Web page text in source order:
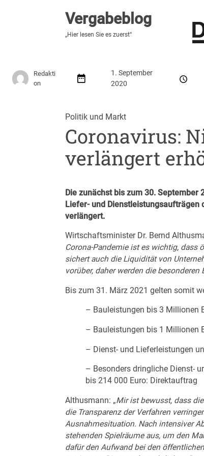
Vergabeblog
„Hier lesen Sie es zuerst“
Vergabeblog
„Fundiert, praxisnah, kontrovers“
Redakti
on
1. September
2020
Politik und Markt
Coronavirus:
verlängert
Die zunächst bis zum 30.
Liefer- und Dienstleistungsaufträgen
verlängert.
Wirtschaftsminister Dr. Bernd
Corona-Pandemie ist es wichtig, dass
sichert auch die Liquidität von
vorüber, daher werden die
Bis zum 31. März 2021 gelten somit
– Bauleistungen bis 3 Millionen
– Bauleistungen bis 1 Millionen
– Dienst- und Lieferleistungen
– Besonders dringliche Dienst-
bis 214 000 Euro: Direktauftrag
Althusmann: „Mir ist bewusst, dass
die Transparenz der Verfahren
Ausnahmesituation. Nach intensiver
stehenden Spielräume aus, um den
dafür den Aufwand bei den